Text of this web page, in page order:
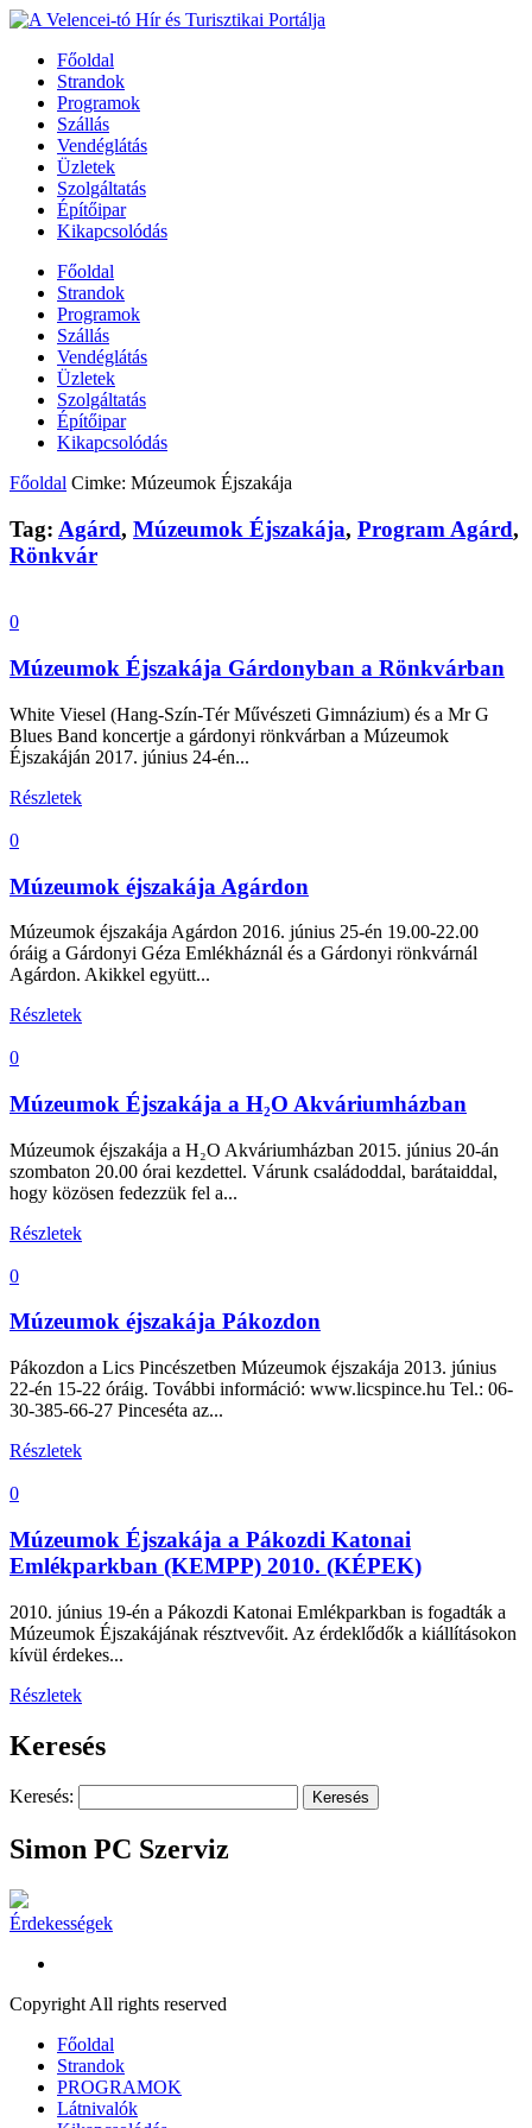
Főoldal
Strandok
Programok
Szállás
Vendéglátás
Üzletek
Szolgáltatás
Építőipar
Kikapcsolódás
Főoldal
Strandok
Programok
Szállás
Vendéglátás
Üzletek
Szolgáltatás
Építőipar
Kikapcsolódás
Főoldal Cimke: Múzeumok Éjszakája
Tag: Agárd, Múzeumok Éjszakája, Program Agárd,
Rönkvár
0
Múzeumok Éjszakája Gárdonyban a Rönkvárban
White Viesel (Hang-Szín-Tér Művészeti Gimnázium) és a Mr G
Blues Band koncertje a gárdonyi rönkvárban a Múzeumok
Éjszakáján 2017. június 24-én...
Részletek
0
Múzeumok éjszakája Agárdon
Múzeumok éjszakája Agárdon 2016. június 25-én 19.00-22.00
óráig a Gárdonyi Géza Emlékháznál és a Gárdonyi rönkvárnál
Agárdon. Akikkel együtt...
Részletek
0
Múzeumok Éjszakája a H₂O Akváriumházban
Múzeumok éjszakája a H₂O Akváriumházban 2015. június 20-án
szombaton 20.00 órai kezdettel. Várunk családoddal, barátaiddal,
hogy közösen fedezzük fel a...
Részletek
0
Múzeumok éjszakája Pákozdon
Pákozdon a Lics Pincészetben Múzeumok éjszakája 2013. június
22-én 15-22 óráig. További információ: www.licspince.hu Tel.: 06-
30-385-66-27 Pinceséta az...
Részletek
0
Múzeumok Éjszakája a Pákozdi Katonai
Emlékparkban (KEMPP) 2010. (KÉPEK)
2010. június 19-én a Pákozdi Katonai Emlékparkban is fogadták a
Múzeumok Éjszakájának résztvevőit. Az érdeklődők a kiállításokon
kívül érdekes...
Részletek
Keresés
Keresés:
Simon PC Szerviz
Érdekességek
Copyright All rights reserved
Főoldal
Strandok
PROGRAMOK
Látnivalók